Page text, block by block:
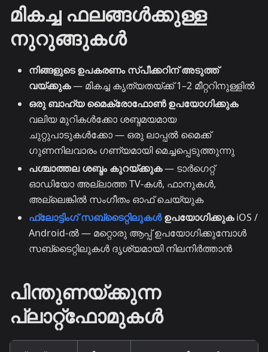
മികച്ച ഫലങ്ങൾക്കുള്ള
നുറുങ്ങുകൾ
നിങ്ങളുടെ ഉപകരണം സ്പീക്കറിന് അടുത്ത്
വയ്ക്കുക— മികച്ച കൃത്യതയ്ക്ക് 1–2 മീറ്ററിനുള്ളിൽ
ഒരു ബാഹ്യ മൈക്രോഫോൺ ഉപയോഗിക്കുക
വലിയ മുറികൾക്കോ ശബ്ദമയമായ
ചുറ്റുപാടുകൾക്കോ — ഒരു ലാപ്പൽ മൈക്ക്
ഗുണനിലവാരം ഗണ്യമായി മെച്ചപ്പെടുത്തുന്നു
പശ്ചാത്തല ശബ്ദം കുറയ്ക്കുക— ടാർഗെറ്റ്
ഓഡിയോ അല്ലാത്ത TV-കൾ, ഫാനുകൾ,
അല്ലെങ്കിൽ സംഗീതം ഓഫ് ചെയ്യുക
ഫ്ലോട്ടിംഗ് സബ്ടൈറ്റിലുകൾഉപയോഗിക്കുകiOS /
Android-ൽ — മറ്റൊരു ആപ്പ് ഉപയോഗിക്കുമ്പോൾ
സബ്ടൈറ്റിലുകൾ ദൃശ്യമായി നിലനിർത്താൻ
പിന്തുണയ്ക്കുന്ന
പ്ലാറ്റ്ഫോമുകൾ